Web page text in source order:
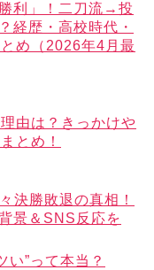
利」！二刀流→投
経歴・高校時代・
め（2026年4月最
由は？きっかけや
とめ！
決勝敗退の真相！
景＆SNS反応を
い”って本当？